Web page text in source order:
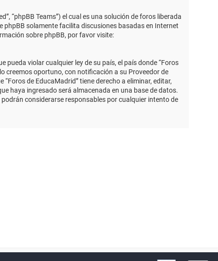
“phpBB Teams”) el cual es una solución de foros liberada
phpBB solamente facilita discusiones basadas en Internet
sobre phpBB, por favor visite:
violar cualquier ley de su país, el país donde “Foros
creemos oportuno, con notificación a su Proveedor de
de EducaMadrid” tiene derecho a eliminar, editar,
haya ingresado será almacenada en una base de datos.
considerarse responsables por cualquier intento de